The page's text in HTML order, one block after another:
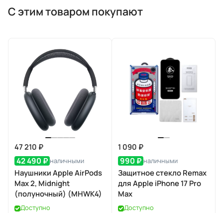
С этим товаром покупают
47 210 ₽
42 490 ₽ наличными
Наушники Apple AirPods
Max 2, Midnight
(полуночный) (MHWK4)
Доступно
1 090 ₽
990 ₽ наличными
Защитное стекло Remax
для Apple iPhone 17 Pro
Max
Доступно